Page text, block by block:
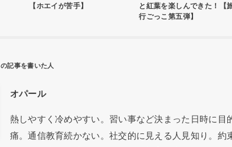
【ホエイが苦手】
と紅葉を楽しんできた！【
行ごっこ第五弾】
オパール
熱しやすく冷めやすい。習い事など決まった日時に目
痛。通信教育続かない。社交的に見える人見知り。約